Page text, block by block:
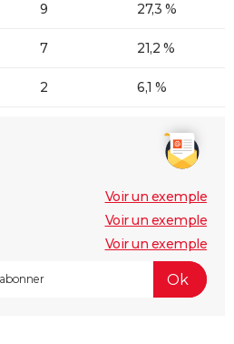
9 27,3 %
7 21,2 %
2 6,1 %
Voir un exemple
Voir un exemple
Voir un exemple